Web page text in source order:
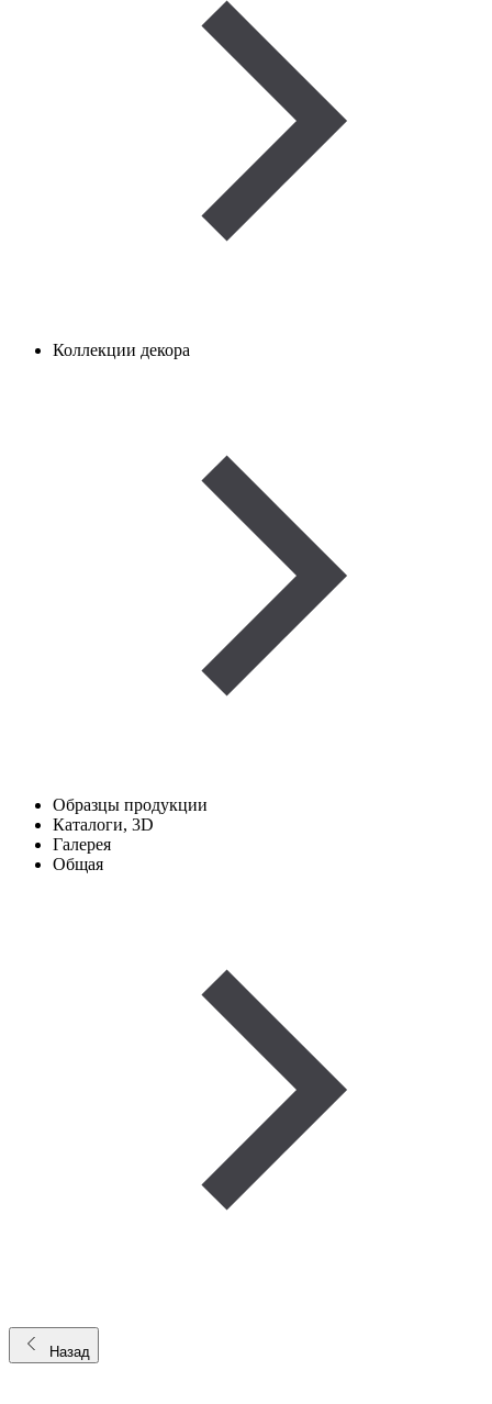
Коллекции декора
Образцы продукции
Каталоги, 3D
Галерея
Общая
Назад